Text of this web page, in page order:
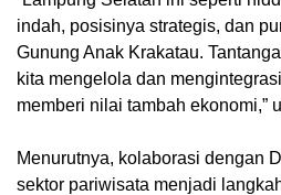
indah, posisinya strategis, dan
Gunung Anak Krakatau.
kita mengelola dan
memberi nilai tambah ekonomi,”
Menurutnya, kolaborasi dengan
sektor pariwisata menjadi